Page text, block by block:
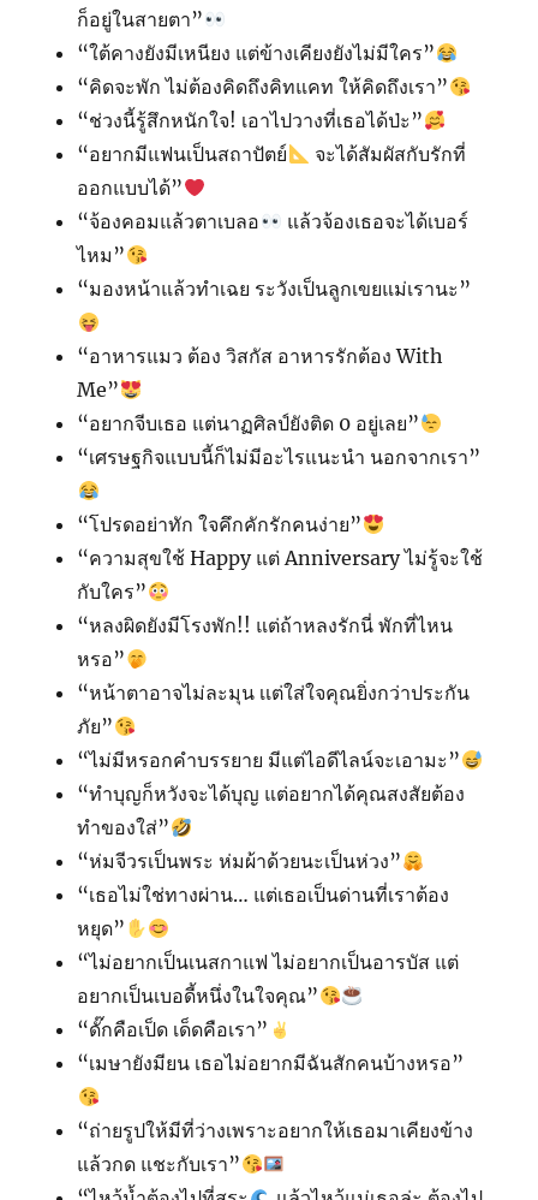
ก็อยู่ในสายตา”
“ใต้คางยังมีเหนียง แต่ข้างเคียงยังไม่มีใคร”
“คิดจะพัก ไม่ต้องคิดถึงคิทแคท ให้คิดถึงเรา”
“ช่วงนี้รู้สึกหนักใจ! เอาไปวางที่เธอได้ป่ะ”
“อยากมีแฟนเป็นสถาปัตย์
จะได้สัมผัสกับรักที่
ออกแบบได้”
“จ้องคอมแล้วตาเบลอ
แล้วจ้องเธอจะได้เบอร์
ไหม”
“มองหน้าแล้วทำเฉย ระวังเป็นลูกเขยแม่เรานะ”
“อาหารแมว ต้อง วิสกัส อาหารรักต้อง With
Me”
“อยากจีบเธอ แต่นาฏศิลป์ยังติด 0 อยู่เลย”
“เศรษฐกิจแบบนี้ก็ไม่มีอะไรแนะนำ นอกจากเรา”
“โปรดอย่าทัก ใจคึกคักรักคนง่าย”
“ความสุขใช้ Happy แต่ Anniversary ไม่รู้จะใช้
กับใคร”
“หลงผิดยังมีโรงพัก!! แต่ถ้าหลงรักนี่ พักที่ไหน
หรอ”
“หน้าตาอาจไม่ละมุน เเต่ใส่ใจคุณยิ่งกว่าประกัน
ภัย”
“ไม่มีหรอกคำบรรยาย มีแต่ไอดีไลน์จะเอามะ”
“ทำบุญก็หวังจะได้บุญ แต่อยากได้คุณสงสัยต้อง
ทำของใส่”
“ห่มจีวรเป็นพระ ห่มผ้าด้วยนะเป็นห่วง”
“เธอไม่ใช่ทางผ่าน… แต่เธอเป็นด่านที่เราต้อง
หยุด”
“ไม่อยากเป็นเนสกาแฟ ไม่อยากเป็นอารบัส แต่
อยากเป็นเบอดี้หนึ่งในใจคุณ”
“ดั๊กคือเป็ด เด็ดคือเรา”
“เมษายังมียน เธอไม่อยากมีฉันสักคนบ้างหรอ”
“ถ่ายรูปให้มีที่ว่างเพราะอยากให้เธอมาเคียงข้าง
แล้วกด แชะกับเรา”